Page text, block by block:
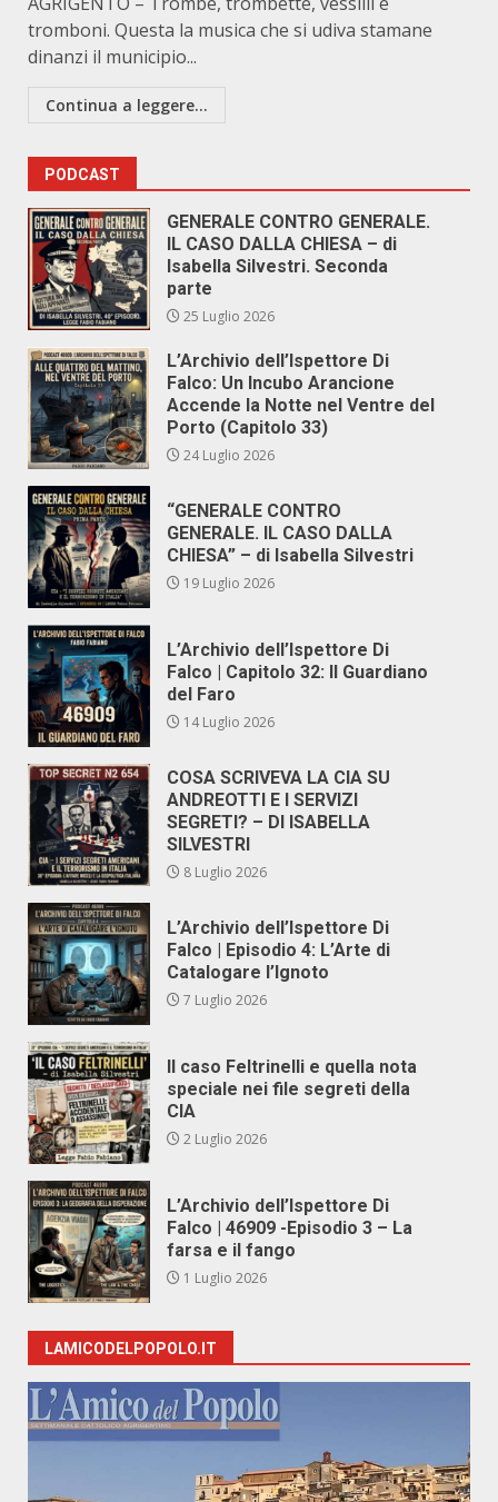
tromboni. Questa la musica che si udiva stamane
dinanzi il municipio...
Continua a leggere...
PODCAST
GENERALE CONTRO GENERALE.
IL CASO DALLA CHIESA – di
Isabella Silvestri. Seconda
parte
25 Luglio 2026
L’Archivio dell’Ispettore Di
Falco: Un Incubo Arancione
Accende la Notte nel Ventre del
Porto (Capitolo 33)
24 Luglio 2026
“GENERALE CONTRO
GENERALE. IL CASO DALLA
CHIESA” – di Isabella Silvestri
19 Luglio 2026
L’Archivio dell’Ispettore Di
Falco | Capitolo 32: Il Guardiano
del Faro
14 Luglio 2026
COSA SCRIVEVA LA CIA SU
ANDREOTTI E I SERVIZI
SEGRETI? – DI ISABELLA
SILVESTRI
8 Luglio 2026
L’Archivio dell’Ispettore Di
Falco | Episodio 4: L’Arte di
Catalogare l’Ignoto
7 Luglio 2026
Il caso Feltrinelli e quella nota
speciale nei file segreti della
CIA
2 Luglio 2026
L’Archivio dell’Ispettore Di
Falco | 46909 -Episodio 3 – La
farsa e il fango
1 Luglio 2026
LAMICODELPOPOLO.IT